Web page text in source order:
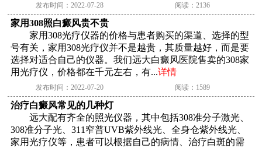
发布时间：2022-07-28 阅读：2136
家用308照白癜风贵不贵
家用308光疗仪器的价格与患者购买的渠道、选择的型
号有关，家用308光疗仪并不是越贵，其质量越好，而是要
选择对适合自己的仪器。我们远大白癜风医院售卖的308家
用光疗仪，价格都在千元左右，有...详情
发布时间：2022-07-20 阅读：1589
治疗白癜风常见的几种灯
远大配有齐全的照光仪器，其中包括308准分子激光、
308准分子光、311窄普UVB紫外线光、全身仓紫外线光、
家用光疗仪等，患者可以根据自己的病情、治疗白斑的需